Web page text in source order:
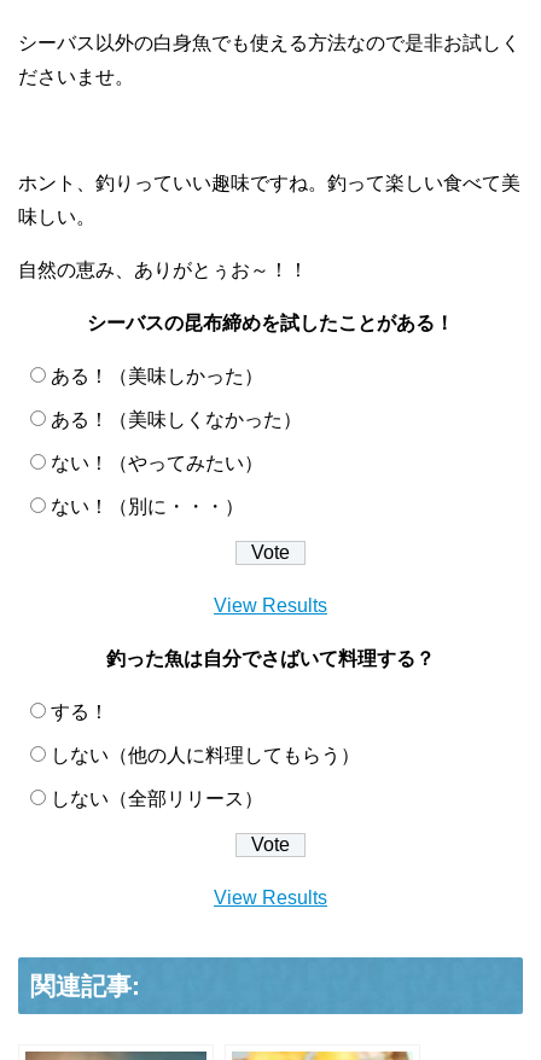
シーバス以外の白身魚でも使える方法なので是非お試しく
ださいませ。
ホント、釣りっていい趣味ですね。釣って楽しい食べて美
味しい。
自然の恵み、ありがとぅお～！！
シーバスの昆布締めを試したことがある！
ある！（美味しかった）
ある！（美味しくなかった）
ない！（やってみたい）
ない！（別に・・・）
View Results
釣った魚は自分でさばいて料理する？
する！
しない（他の人に料理してもらう）
しない（全部リリース）
View Results
関連記事: